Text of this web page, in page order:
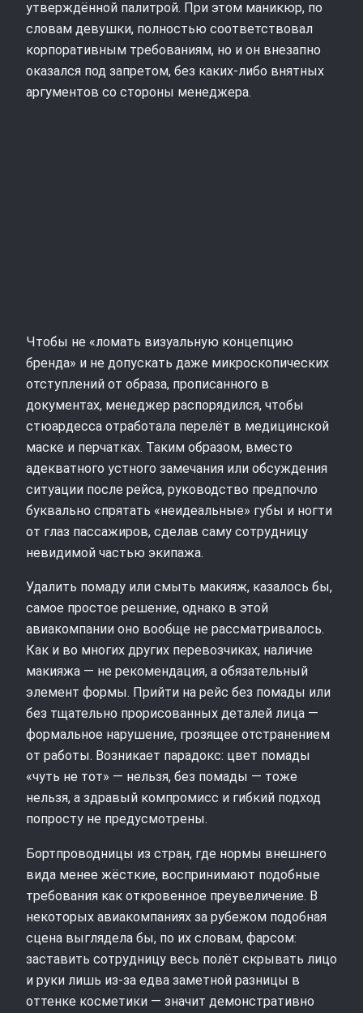
утверждённой палитрой. При этом маникюр, по
словам девушки, полностью соответствовал
корпоративным требованиям, но и он внезапно
оказался под запретом, без каких‑либо внятных
аргументов со стороны менеджера.
Чтобы не «ломать визуальную концепцию
бренда» и не допускать даже микроскопических
отступлений от образа, прописанного в
документах, менеджер распорядился, чтобы
стюардесса отработала перелёт в медицинской
маске и перчатках. Таким образом, вместо
адекватного устного замечания или обсуждения
ситуации после рейса, руководство предпочло
буквально спрятать «неидеальные» губы и ногти
от глаз пассажиров, сделав саму сотрудницу
невидимой частью экипажа.
Удалить помаду или смыть макияж, казалось бы,
самое простое решение, однако в этой
авиакомпании оно вообще не рассматривалось.
Как и во многих других перевозчиках, наличие
макияжа — не рекомендация, а обязательный
элемент формы. Прийти на рейс без помады или
без тщательно прорисованных деталей лица —
формальное нарушение, грозящее отстранением
от работы. Возникает парадокс: цвет помады
«чуть не тот» — нельзя, без помады — тоже
нельзя, а здравый компромисс и гибкий подход
попросту не предусмотрены.
Бортпроводницы из стран, где нормы внешнего
вида менее жёсткие, воспринимают подобные
требования как откровенное преувеличение. В
некоторых авиакомпаниях за рубежом подобная
сцена выглядела бы, по их словам, фарсом:
заставить сотрудницу весь полёт скрывать лицо
и руки лишь из‑за едва заметной разницы в
оттенке косметики — значит демонстративно